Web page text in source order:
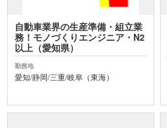
自動車業界の生産準備・組立業
務！モノづくりエンジニア・N2
以上（愛知県）
勤務地
愛知/静岡/三重/岐阜（東海）